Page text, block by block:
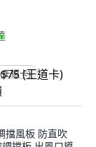
王道卡)
擋風板 防直吹